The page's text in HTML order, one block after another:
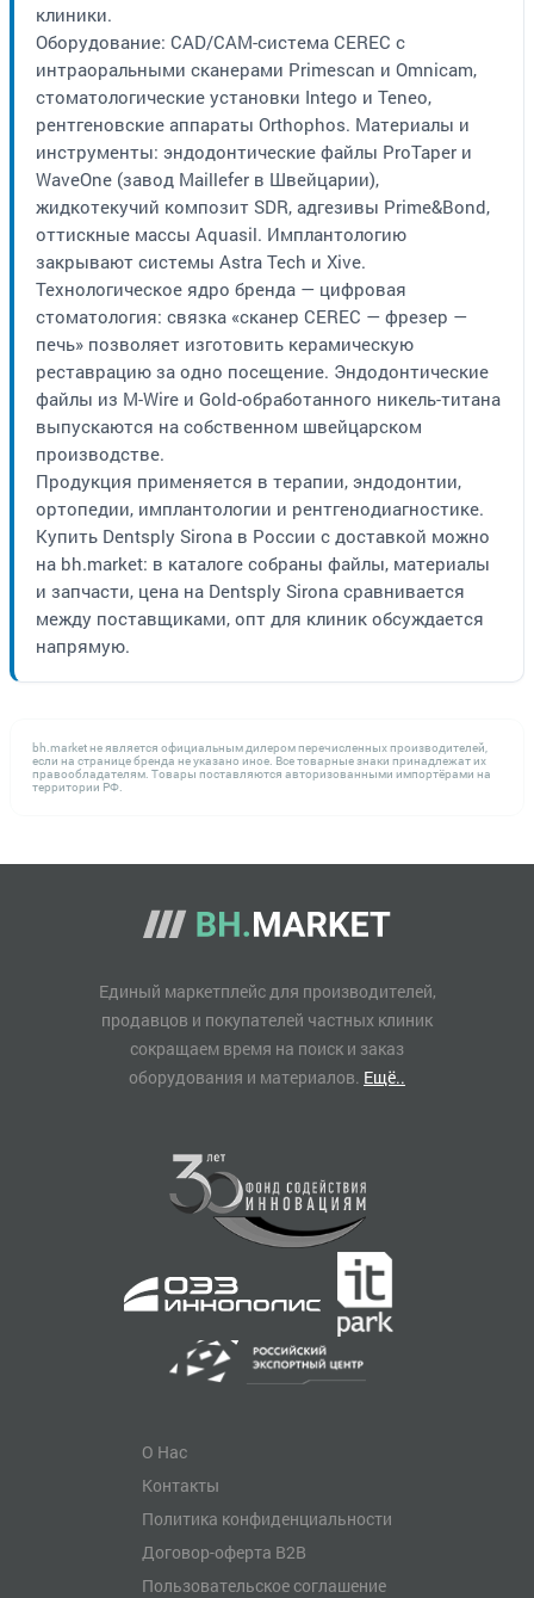
клиники.
Оборудование: CAD/CAM-система CEREC с
интраоральными сканерами Primescan и Omnicam,
стоматологические установки Intego и Teneo,
рентгеновские аппараты Orthophos. Материалы и
инструменты: эндодонтические файлы ProTaper и
WaveOne (завод Maillefer в Швейцарии),
жидкотекучий композит SDR, адгезивы Prime&Bond,
оттискные массы Aquasil. Имплантологию
закрывают системы Astra Tech и Xive.
Технологическое ядро бренда — цифровая
стоматология: связка «сканер CEREC — фрезер —
печь» позволяет изготовить керамическую
реставрацию за одно посещение. Эндодонтические
файлы из M-Wire и Gold-обработанного никель-титана
выпускаются на собственном швейцарском
производстве.
Продукция применяется в терапии, эндодонтии,
ортопедии, имплантологии и рентгенодиагностике.
Купить Dentsply Sirona в России с доставкой можно
на bh.market: в каталоге собраны файлы, материалы
и запчасти, цена на Dentsply Sirona сравнивается
между поставщиками, опт для клиник обсуждается
напрямую.
bh.market не является официальным дилером перечисленных производителей,
если на странице бренда не указано иное. Все товарные знаки принадлежат их
правообладателям. Товары поставляются авторизованными импортёрами на
территории РФ.
Единый маркетплейс для производителей,
продавцов и покупателей частных клиник
сокращаем время на поиск и заказ
оборудования и материалов. Ещё..
О Нас
Контакты
Политика конфиденциальности
Договор-оферта B2B
Пользовательское соглашение